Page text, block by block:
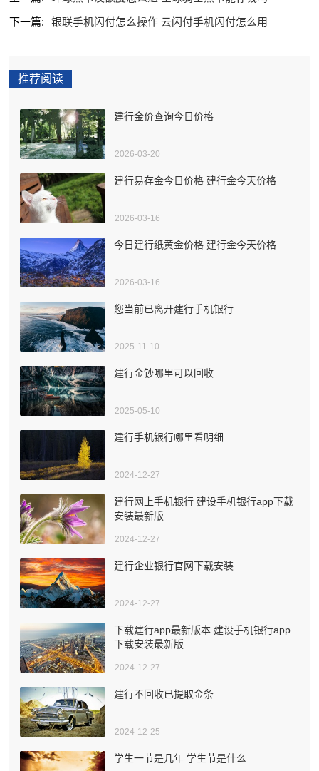
下一篇:
银联手机闪付怎么操作 云闪付手机闪付怎么用
推荐阅读
建行金价查询今日价格
2026-03-20
建行易存金今日价格 建行金今天价格
2026-03-16
今日建行纸黄金价格 建行金今天价格
2026-03-16
您当前已离开建行手机银行
2025-11-10
建行金钞哪里可以回收
2025-05-10
建行手机银行哪里看明细
2024-12-27
建行网上手机银行 建设手机银行app下载
安装最新版
2024-12-27
建行企业银行官网下载安装
2024-12-27
下载建行app最新版本 建设手机银行app
下载安装最新版
2024-12-27
建行不回收已提取金条
2024-12-25
学生一节是几年 学生节是什么